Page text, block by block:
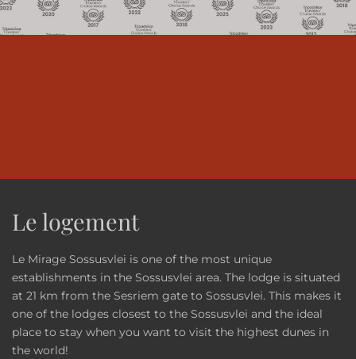
Le logement
Le Mirage Sossusvlei is one of the most unique
establishments in the Sossusvlei area. The lodge is situated
at 21 km from the Sesriem gate to Sossusvlei. This makes it
one of the lodges closest to the Sossusvlei and the ideal
place to stay when you want to visit the highest dunes in
the world!